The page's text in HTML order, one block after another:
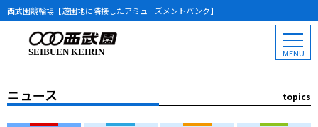
西武園競輪場【遊園地に隣接したアミューズメントバンク】
SEIBUEN KEIRIN
ニュース topics